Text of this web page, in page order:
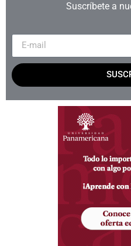
Suscríbete a